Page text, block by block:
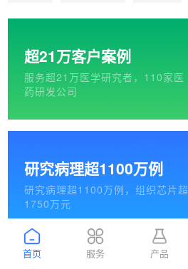
超21万客户案例
服务超21万医学研究者，110家医
药研发公司
研究病理超1100万例
研究病理超1100万例，组织芯片超
1750万元
首页 服务 产品